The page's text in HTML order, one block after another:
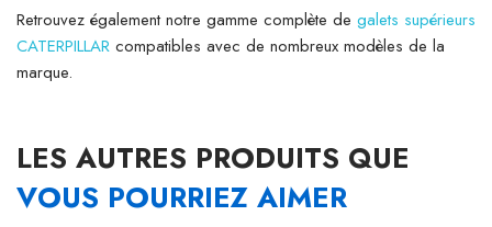
Retrouvez également notre gamme complète de galets supérieurs
CATERPILLAR compatibles avec de nombreux modèles de la
marque.
LES AUTRES PRODUITS QUE
VOUS POURRIEZ AIMER